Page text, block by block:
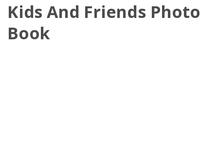
Kids And Friends Photo
Book